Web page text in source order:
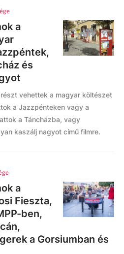
a
és
vehettek a magyar költészet
a Jazzpénteken vagy a
a Táncházba, vagy
kaszálj nagyot című filmre.
a
Fieszta,
ben,
a Gorsiumban és